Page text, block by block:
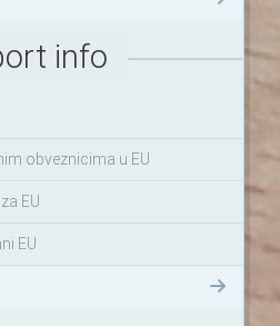
info
obveznicima u EU
EU
EU